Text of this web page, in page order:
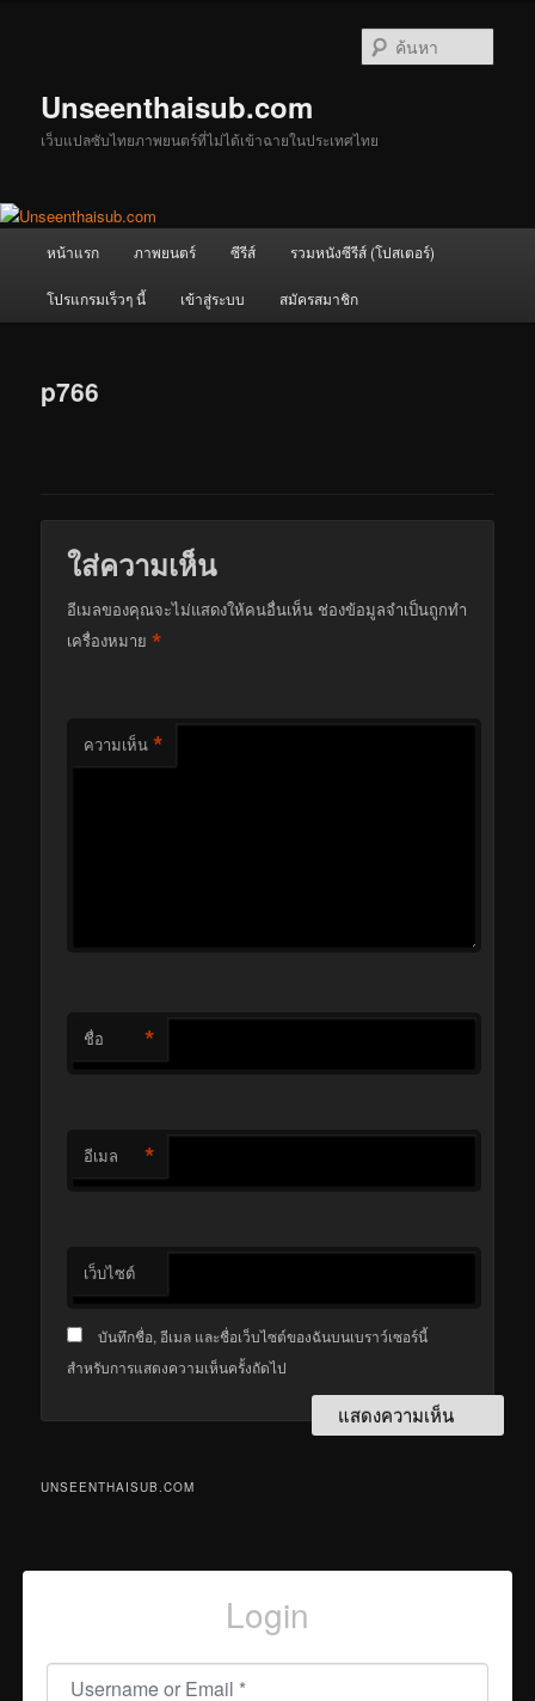
Unseenthaisub.com
เว็บแปลซับไทยภาพยนตร์ที่ไม่ได้เข้าฉายในประเทศไทย
หน้าแรก ภาพยนตร์ ซีรีส์ รวมหนังซีรีส์ (โปสเตอร์)
โปรแกรมเร็วๆ นี้ เข้าสู่ระบบ สมัครสมาชิก
p766
ใส่ความเห็น
อีเมลของคุณจะไม่แสดงให้คนอื่นเห็น ช่องข้อมูลจำเป็นถูกทำ
เครื่องหมาย*
ความเห็น *
ชื่อ *
อีเมล *
เว็บไซต์
บันทึกชื่อ, อีเมล และชื่อเว็บไซต์ของฉันบนเบราว์เซอร์นี้
สำหรับการแสดงความเห็นครั้งถัดไป
UNSEENTHAISUB.COM
Login
Username or Email